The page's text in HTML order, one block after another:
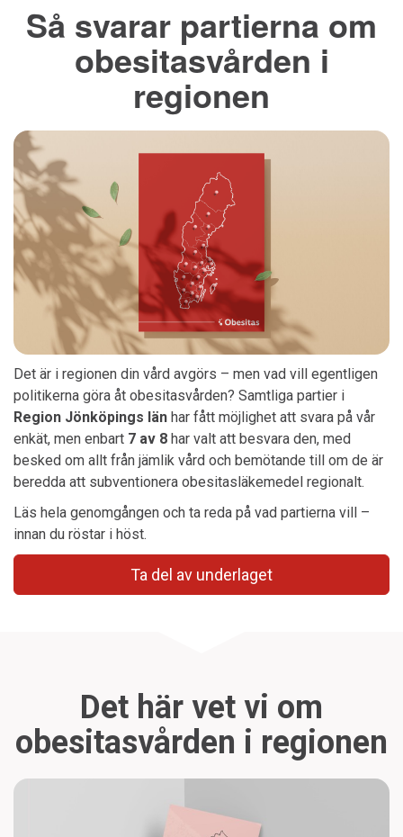
Så svarar partierna om
obesitasvården i
regionen
Det är i regionen din vård avgörs – men vad vill egentligen
politikerna göra åt obesitasvården? Samtliga partier i
Region Jönköpings län har fått möjlighet att svara på vår
enkät, men enbart 7 av 8 har valt att besvara den, med
besked om allt från jämlik vård och bemötande till om de är
beredda att subventionera obesitasläkemedel regionalt.
Läs hela genomgången och ta reda på vad partierna vill –
innan du röstar i höst.
Ta del av underlaget
Det här vet vi om
obesitasvården i regionen